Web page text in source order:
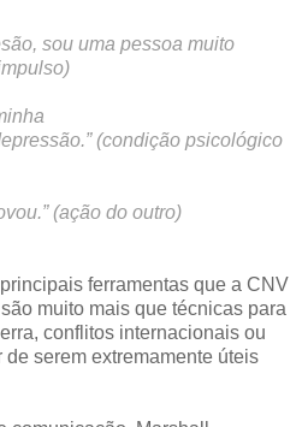
sou uma pessoa muito
(condição psicológico
(ação do outro)
ferramentas que a CNV
muito mais que técnicas para
conflitos internacionais ou
serem extremamente úteis